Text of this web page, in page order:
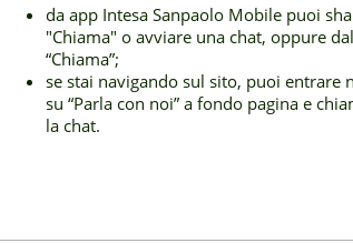
da app Intesa Sanpaolo Mobile puoi
"Chiama" o avviare una chat, oppure
“Chiama”;
se stai navigando sul sito, puoi entrare
su “Parla con noi” a fondo pagina e
la chat.